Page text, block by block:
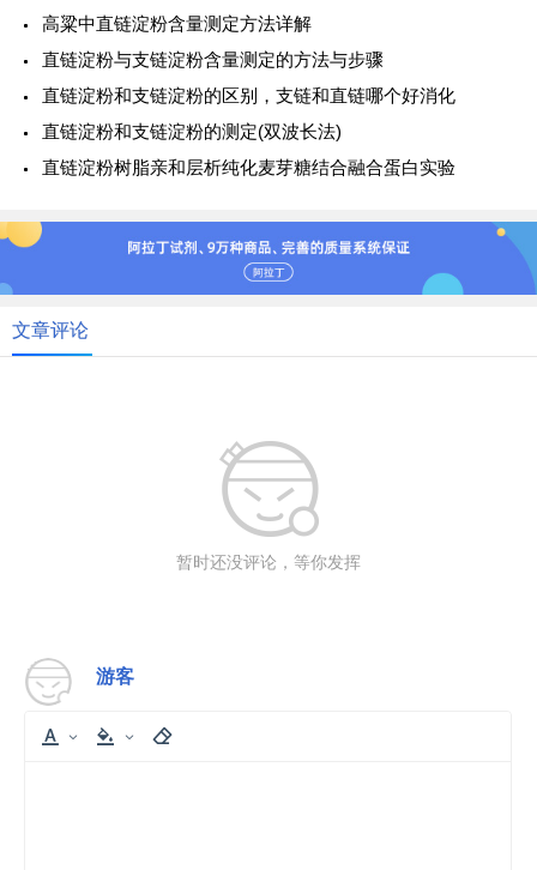
高粱中直链淀粉含量测定方法详解
直链淀粉与支链淀粉含量测定的方法与步骤
直链淀粉和支链淀粉的区别，支链和直链哪个好消化
直链淀粉和支链淀粉的测定(双波长法)
直链淀粉树脂亲和层析纯化麦芽糖结合融合蛋白实验
文章评论
暂时还没评论，等你发挥
游客